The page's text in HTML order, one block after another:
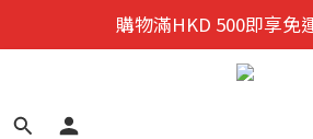
迎新禮遇:  新會員首次購物 尊
購物滿HKD 500即享免
迎新禮遇:  新會員首次購物 尊